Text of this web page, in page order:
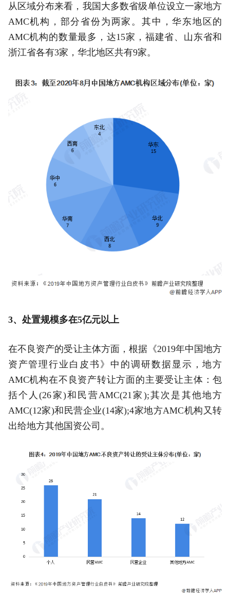
从区域分布来看，我国大多数省级单位设立一家地方
AMC机构，部分省份为两家。其中，华东地区的
AMC机构的数量最多，达15家，福建省、山东省和
浙江省各有3家，华北地区共有9家。
3、处置规模多在5亿元以上
在不良资产的受让主体方面，根据《2019年中国地方
资产管理行业白皮书》中的调研数据显示，地方
AMC机构在不良资产转让方面的主要受让主体：包
括个人(26家)和民营AMC(21家);其次是其他地方
AMC(12家)和民营企业(14家);4家地方AMC机构又转
出给地方其他国资公司。